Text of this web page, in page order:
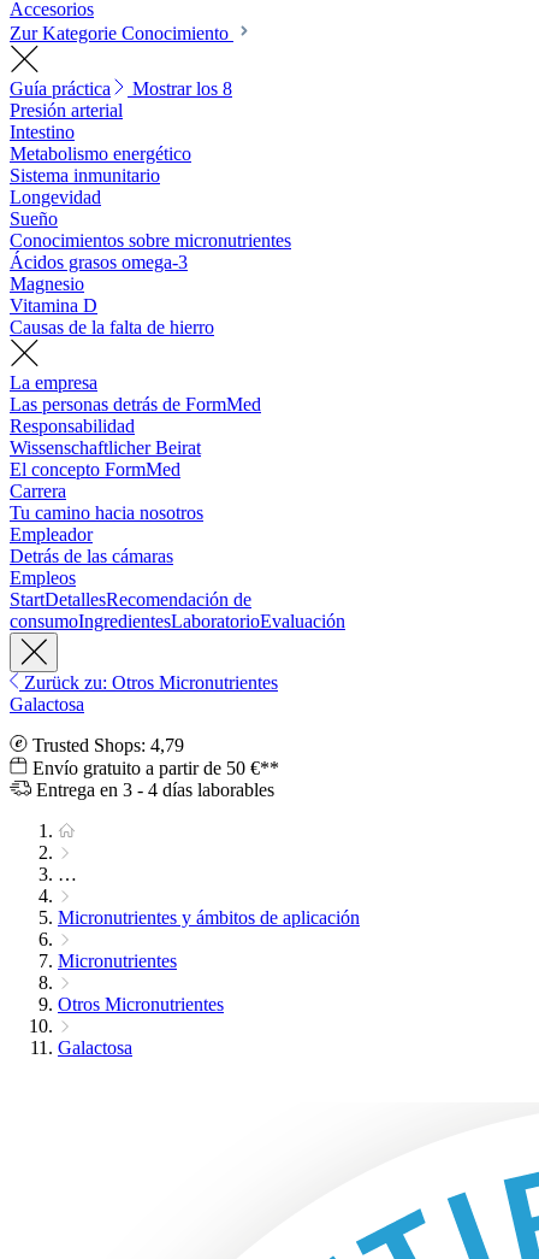
Accesorios
Zur Kategorie Conocimiento
Guía práctica
Mostrar los 8
Presión arterial
Intestino
Metabolismo energético
Sistema inmunitario
Longevidad
Sueño
Conocimientos sobre micronutrientes
Ácidos grasos omega-3
Magnesio
Vitamina D
Causas de la falta de hierro
La empresa
Las personas detrás de FormMed
Responsabilidad
Wissenschaftlicher Beirat
El concepto FormMed
Carrera
Tu camino hacia nosotros
Empleador
Detrás de las cámaras
Empleos
StartDetallesRecomendación de
consumoIngredientesLaboratorioEvaluación
Zurück zu: Otros Micronutrientes
Galactosa
Trusted Shops: 4,79
Envío gratuito a partir de 50 €**
Entrega en 3 - 4 días laborables
…
Micronutrientes y ámbitos de aplicación
Micronutrientes
Otros Micronutrientes
Galactosa